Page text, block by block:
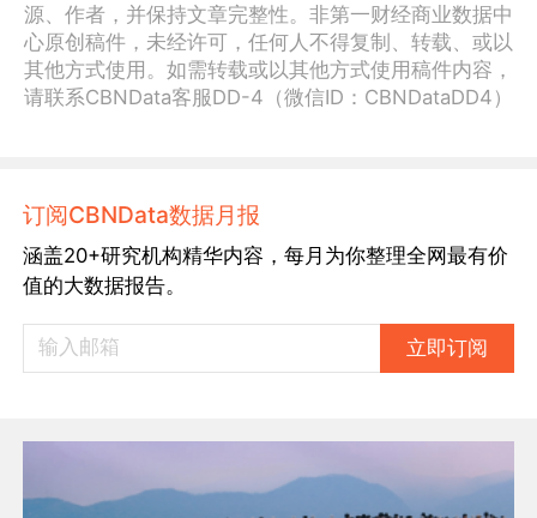
源、作者，并保持文章完整性。非第一财经商业数据中
心原创稿件，未经许可，任何人不得复制、转载、或以
其他方式使用。如需转载或以其他方式使用稿件内容，
请联系CBNData客服DD-4（微信ID：CBNDataDD4）
订阅CBNData数据月报
涵盖20+研究机构精华内容，每月为你整理全网最有价
值的大数据报告。
立即订阅